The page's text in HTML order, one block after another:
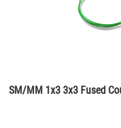
SM/MM 1x3 3x3 Fused